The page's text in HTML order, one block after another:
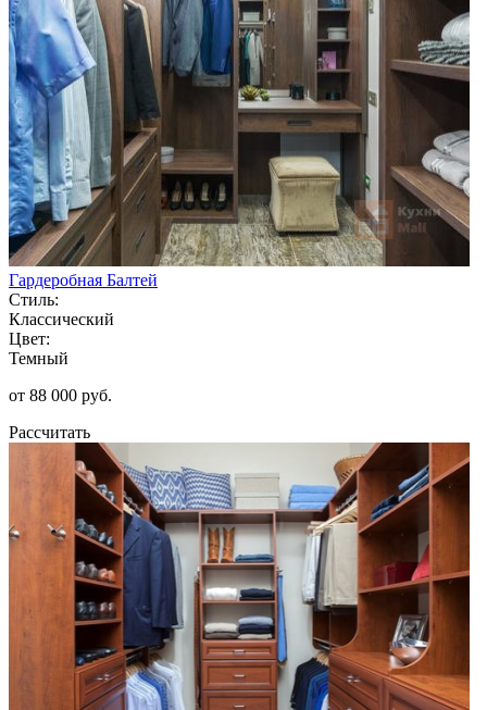
Гардеробная Балтей
Стиль:
Классический
Цвет:
Темный
от 88 000 руб.
Рассчитать